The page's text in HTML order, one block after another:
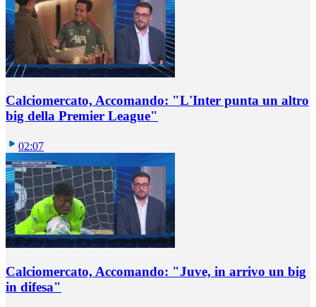
Calciomercato, Accomando: "L'Inter punta un altro
big della Premier League"
02:07
Calciomercato, Accomando: "Juve, in arrivo un big
in difesa"